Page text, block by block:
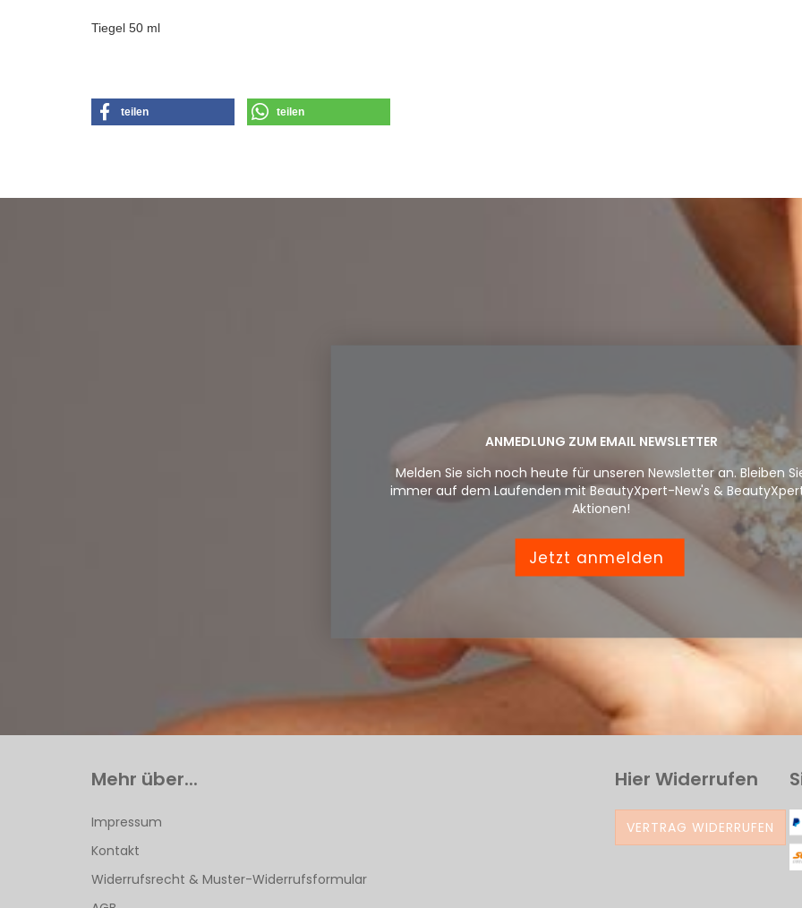
Tiegel 50 ml
teilen teilen
ANMEDLUNG ZUM EMAIL NEWSLETTER
Melden Sie sich noch heute für unseren Newsletter an. Bleiben
immer auf dem Laufenden mit BeautyXpert-New's &
Aktionen!
Jetzt anmelden
Mehr über...
Impressum
Kontakt
Widerrufsrecht & Muster-Widerrufsformular
Hier Widerrufen
VERTRAG WIDERRUFEN